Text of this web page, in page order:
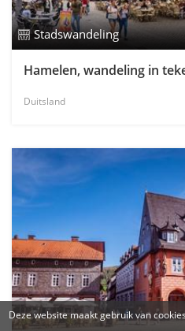
Stadswandeling
Hamelen, wandeling in
Duitsland
Deze website maakt gebruik van